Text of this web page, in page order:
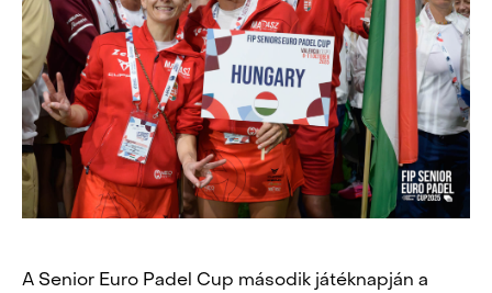
A Senior Euro Padel Cup második játéknapján a